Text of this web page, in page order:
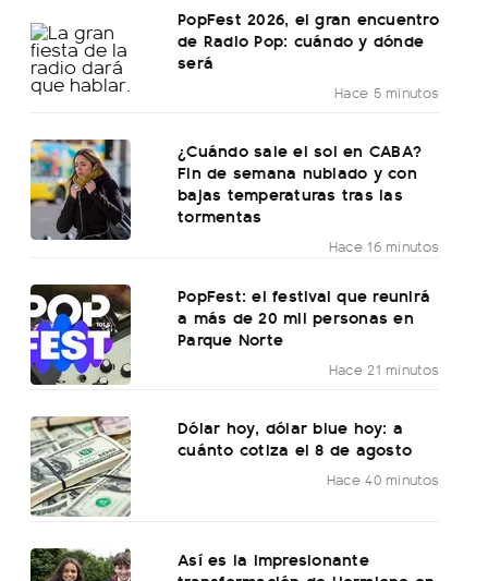
PopFest 2026, el gran encuentro
de Radio Pop: cuándo y dónde
será
Hace 5 minutos
¿Cuándo sale el sol en CABA?
Fin de semana nublado y con
bajas temperaturas tras las
tormentas
Hace 16 minutos
PopFest: el festival que reunirá
a más de 20 mil personas en
Parque Norte
Hace 21 minutos
Dólar hoy, dólar blue hoy: a
cuánto cotiza el 8 de agosto
Hace 40 minutos
Así es la impresionante